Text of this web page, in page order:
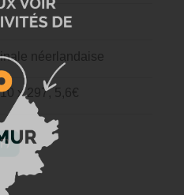
néerlandaise
x 297, 5,6€